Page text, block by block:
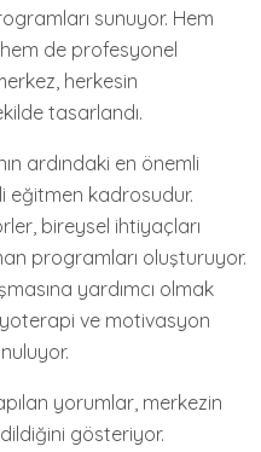
sunuyor. Hem
de profesyonel
herkesin
tasarlandı.
ardındaki en önemli
eğitmen kadrosudur.
bireysel ihtiyaçları
programları oluşturuyor.
yardımcı olmak
ve motivasyon
yorumlar, merkezin
gösteriyor.